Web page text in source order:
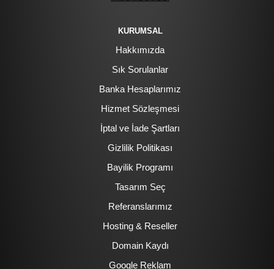
KURUMSAL
Hakkımızda
Sık Sorulanlar
Banka Hesaplarımız
Hizmet Sözleşmesi
İptal ve İade Şartları
Gizlilik Politikası
Bayilik Programı
Tasarım Seç
Referanslarımız
Hosting & Reseller
Domain Kaydı
Google Reklam